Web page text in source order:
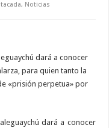
, Noticias
dará a conocer
para quien tanto la
«prisión perpetua» por
dará a conocer